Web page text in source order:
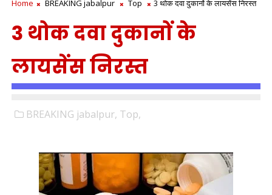
Home BREAKING jabalpur Top 3 थोक दवा दुकानों के लायसेंस निरस्त
3 थोक दवा दुकानों के
लायसेंस निरस्त
BREAKING jabalpur, Top,